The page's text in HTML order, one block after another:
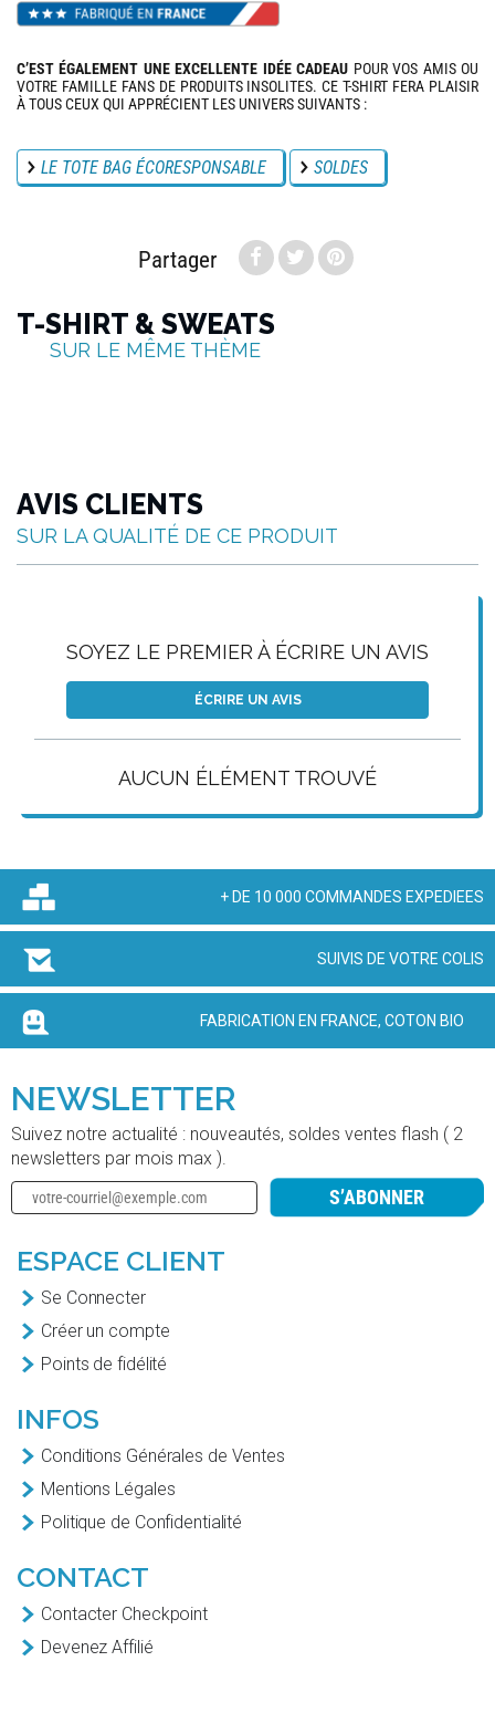
C’EST ÉGALEMENT UNE EXCELLENTE IDÉE CADEAU POUR VOS AMIS OU
VOTRE FAMILLE FANS DE PRODUITS INSOLITES. CE T-SHIRT FERA PLAISIR
À TOUS CEUX QUI APPRÉCIENT LES UNIVERS SUIVANTS :
LE TOTE BAG ÉCORESPONSABLE SOLDES
Partager
T-SHIRT & SWEATS
SUR LE MÊME THÈME
AVIS CLIENTS
SUR LA QUALITÉ DE CE PRODUIT
SOYEZ LE PREMIER À ÉCRIRE UN AVIS
ÉCRIRE UN AVIS
AUCUN ÉLÉMENT TROUVÉ
+ DE 10 000 COMMANDES EXPEDIEES
SUIVIS DE VOTRE COLIS
FABRICATION EN FRANCE, COTON BIO
NEWSLETTER
Suivez notre actualité : nouveautés, soldes ventes flash ( 2
newsletters par mois max ).
S’ABONNER
ESPACE CLIENT
Se Connecter
Créer un compte
Points de fidélité
INFOS
Conditions Générales de Ventes
Mentions Légales
Politique de Confidentialité
CONTACT
Contacter Checkpoint
Devenez Affilié